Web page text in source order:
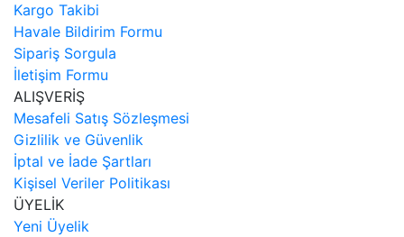
Kargo Takibi
Havale Bildirim Formu
Sipariş Sorgula
İletişim Formu
ALIŞVERİŞ
Mesafeli Satış Sözleşmesi
Gizlilik ve Güvenlik
İptal ve İade Şartları
Kişisel Veriler Politikası
ÜYELİK
Yeni Üyelik